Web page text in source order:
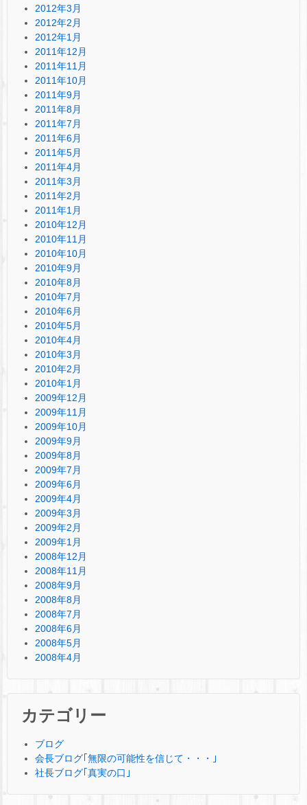
2012年3月
2012年2月
2012年1月
2011年12月
2011年11月
2011年10月
2011年9月
2011年8月
2011年7月
2011年6月
2011年5月
2011年4月
2011年3月
2011年2月
2011年1月
2010年12月
2010年11月
2010年10月
2010年9月
2010年8月
2010年7月
2010年6月
2010年5月
2010年4月
2010年3月
2010年2月
2010年1月
2009年12月
2009年11月
2009年10月
2009年9月
2009年8月
2009年7月
2009年6月
2009年4月
2009年3月
2009年2月
2009年1月
2008年12月
2008年11月
2008年9月
2008年8月
2008年7月
2008年6月
2008年5月
2008年4月
カテゴリー
ブログ
会長ブログ｢無限の可能性を信じて・・・｣
社長ブログ｢真実の口｣